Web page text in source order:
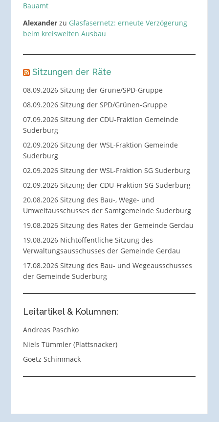
Bauamt
Alexanderzu Glasfasernetz: erneute Verzögerung
beim kreisweiten Ausbau
Sitzungen der Räte
08.09.2026 Sitzung der Grüne/SPD-Gruppe
08.09.2026 Sitzung der SPD/Grünen-Gruppe
07.09.2026 Sitzung der CDU-Fraktion Gemeinde
Suderburg
02.09.2026 Sitzung der WSL-Fraktion Gemeinde
Suderburg
02.09.2026 Sitzung der WSL-Fraktion SG Suderburg
02.09.2026 Sitzung der CDU-Fraktion SG Suderburg
20.08.2026 Sitzung des Bau-, Wege- und
Umweltausschusses der Samtgemeinde Suderburg
19.08.2026 Sitzung des Rates der Gemeinde Gerdau
19.08.2026 Nichtöffentliche Sitzung des
Verwaltungsausschusses der Gemeinde Gerdau
17.08.2026 Sitzung des Bau- und Wegeausschusses
der Gemeinde Suderburg
Leitartikel & Kolumnen:
Andreas Paschko
Niels Tümmler (Plattsnacker)
Goetz Schimmack